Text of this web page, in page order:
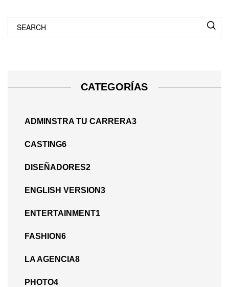
for:
CATEGORÍAS
ADMINSTRA TU CARRERA3
CASTING6
DISEÑADORES2
ENGLISH VERSION3
ENTERTAINMENT1
FASHION6
LA AGENCIA8
PHOTO4